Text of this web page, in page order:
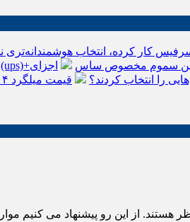
کار کرده، انتخاب
سموم مخصوص ساس
اجزای
قیمت میلگرد ۱۴ نیشابور: عوامل تأثیرگذار و پیش‌بینی وضعیت بازار
هستند. از این رو پیشنهاد می کنیم